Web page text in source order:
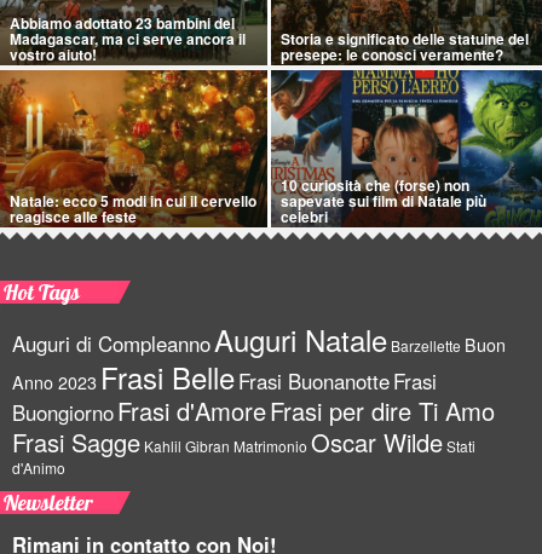
Abbiamo adottato 23 bambini del
Madagascar, ma ci serve ancora il
vostro aiuto!
Storia e significato delle statuine del
presepe: le conosci veramente?
Natale: ecco 5 modi in cui il cervello
reagisce alle feste
10 curiosità che (forse) non
sapevate sui film di Natale più
celebri
Hot Tags
Auguri di CompleannoAuguri Natale Barzellette Buon
Anno 2023 Frasi BelleFrasi BuonanotteFrasi
BuongiornoFrasi d'AmoreFrasi per dire Ti Amo
Frasi Sagge Kahlil Gibran Matrimonio Oscar WildeStati
d'Animo
Newsletter
Rimani in contatto con Noi!